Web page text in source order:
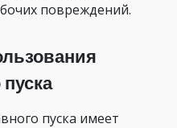
повреждений.
пуска имеет